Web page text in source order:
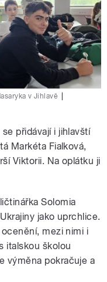
v Jihlavě
přidávají i jihlavští
Markéta Fialková,
Viktorii. Na oplátku ji
Solomia
jako uprchlice.
mezi nimi i
italskou školou
výměna pokračuje a